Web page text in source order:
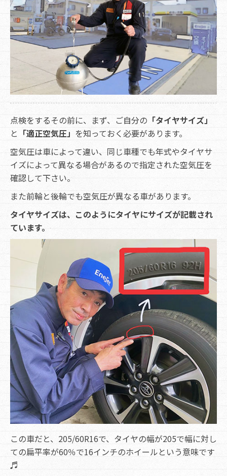
点検をするその前に、まず、ご自分の 「タイヤサイズ」
と 「適正空気圧」 を知っておく必要があります。
空気圧は車によって違い、同じ車種でも年式やタイヤサ
イズによって異なる場合があるので指定された空気圧を
確認して下さい。
また前輪と後輪でも空気圧が異なる車があります。
タイヤサイズは、このようにタイヤにサイズが記載され
ています。
この車だと、205/60R16で、タイヤの幅が205で幅に対し
ての扁平率が60％で16インチのホイールという意味です
♬